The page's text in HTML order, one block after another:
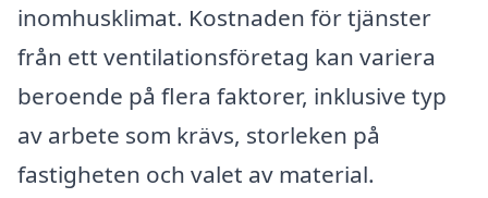
inomhusklimat. Kostnaden för tjänster
från ett ventilationsföretag kan variera
beroende på flera faktorer, inklusive typ
av arbete som krävs, storleken på
fastigheten och valet av material.